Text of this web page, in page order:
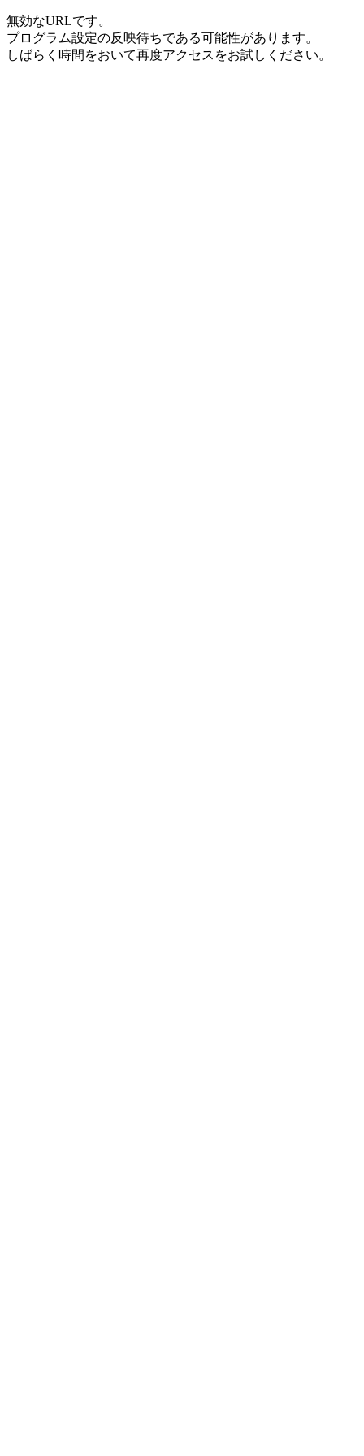
無効なURLです。
プログラム設定の反映待ちである可能性があります。
しばらく時間をおいて再度アクセスをお試しください。